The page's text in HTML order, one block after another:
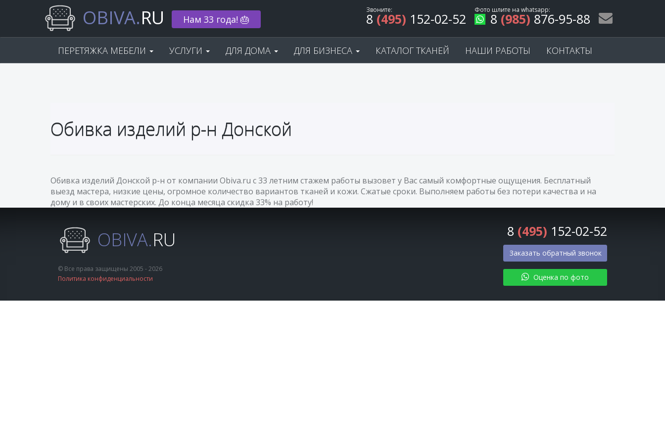
OBIVA.RU Нам 33 года! 🎂
Звоните:
8 (495) 152-02-52
Фото шлите на whatsapp:
8 (985) 876-95-88
ПЕРЕТЯЖКА МЕБЕЛИ УСЛУГИ ДЛЯ ДОМА ДЛЯ БИЗНЕСА КАТАЛОГ ТКАНЕЙ НАШИ РАБОТЫ КОНТАКТЫ
Обивка изделий р-н Донской
Обивка изделий Донской р-н от компании Obiva.ru с 33 летним стажем работы вызовет у Вас самый комфортные ощущения. Бесплатный
выезд мастера, низкие цены, огромное количество вариантов тканей и кожи. Сжатые сроки. Выполняем работы без потери качества и на
дому и в своих мастерских. До конца месяца скидка 33% на работу!
OBIVA.RU
© Все права защищены 2005 - 2026
Политика конфиденциальности
8 (495) 152-02-52
Заказать обратный звонок
Оценка по фото